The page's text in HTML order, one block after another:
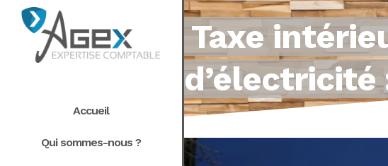
Accueil
Qui sommes-nous ?
Taxe